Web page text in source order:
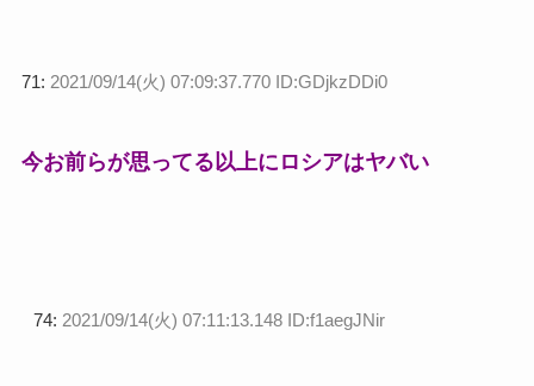
71: 2021/09/14(火) 07:09:37.770 ID:GDjkzDDi0
今お前らが思ってる以上にロシアはヤバい
74: 2021/09/14(火) 07:11:13.148 ID:f1aegJNir